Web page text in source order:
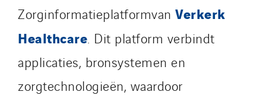
Zorginformatieplatformvan Verkerk
Healthcare . Dit platform verbindt
applicaties, bronsystemen en
zorgtechnologieën, waardoor
Tunzini Toulouse
Tunzini Troyes
Twyver
Uxello
Valentin